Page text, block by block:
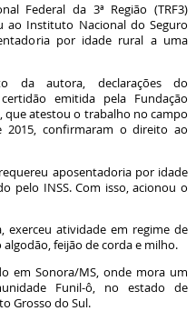
Federal da 3ª Região (TRF3)
ao Instituto Nacional do Seguro
por idade rural a uma
da autora, declarações do
emitida pela Fundação
que atestou o trabalho no campo
confirmaram o direito ao
aposentadoria por idade
pelo INSS. Com isso, acionou o
exerceu atividade em regime de
feijão de corda e milho.
em Sonora/MS, onde mora um
Funil-ô, no estado de
Grosso do Sul.